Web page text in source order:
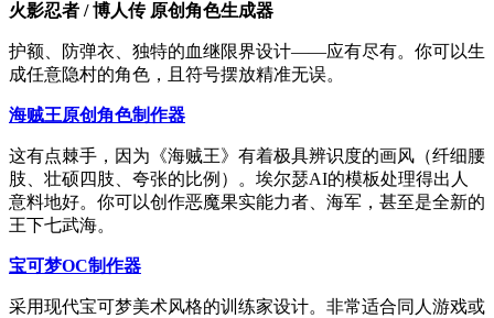
火影忍者 / 博人传 原创角色生成器
护额、防弹衣、独特的血继限界设计——应有尽有。你可以生
成任意隐村的角色，且符号摆放精准无误。
海贼王原创角色制作器
这有点棘手，因为《海贼王》有着极具辨识度的画风（纤细腰
肢、壮硕四肢、夸张的比例）。埃尔瑟AI的模板处理得出人
意料地好。你可以创作恶魔果实能力者、海军，甚至是全新的
王下七武海。
宝可梦OC制作器
采用现代宝可梦美术风格的训练家设计。非常适合同人游戏或